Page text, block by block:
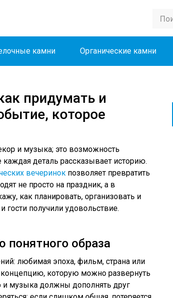
камни Органические камни
придумать и
которое
и музыка; это возможность
каждая деталь рассказывает историю.
вечеринок позволяет превратить
не просто на праздник, а в
как планировать, организовать и
гости получили удовольствие.
образа
любимая эпоха, фильм, страна или
которую можно развернуть
музыка должны дополнять друг